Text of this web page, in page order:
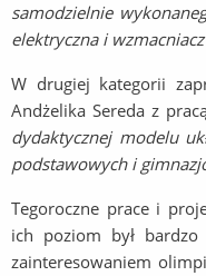
samodzielnie
elektryczna i wzmacniacz
W drugiej kategorii
Andżelika Sereda z
dydaktycznej modelu
podstawowych i
Tegoroczne prace i
ich poziom był
zainteresowaniem